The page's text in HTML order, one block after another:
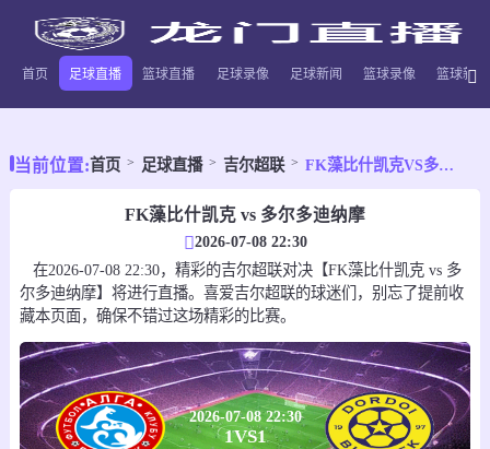
首页 足球直播 篮球直播 足球录像 足球新闻 篮球录像 篮球新闻
当前位置:首页 足球直播 吉尔超联 FK藻比什凯克VS多尔多迪纳摩
FK藻比什凯克 vs 多尔多迪纳摩
2026-07-08 22:30
在2026-07-08 22:30，精彩的吉尔超联对决【FK藻比什凯克 vs 多
尔多迪纳摩】将进行直播。喜爱吉尔超联的球迷们，别忘了提前收
藏本页面，确保不错过这场精彩的比赛。
2026-07-08 22:30
1VS1